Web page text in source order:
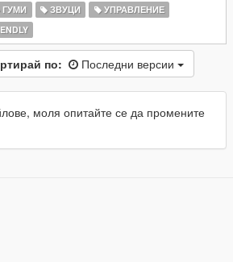
ГУМИ ЗВУЦИ
УПРАВЛЕНИЕ
по: Последни версии
моля опитайте се да промените